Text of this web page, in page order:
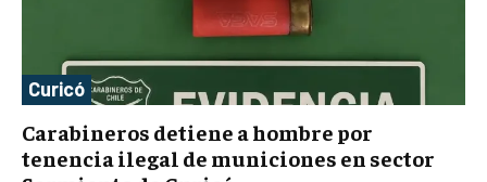
Curicó
Carabineros detiene a hombre por
tenencia ilegal de municiones en sector